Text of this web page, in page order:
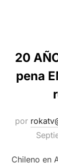
20
pena
por
Chileno en